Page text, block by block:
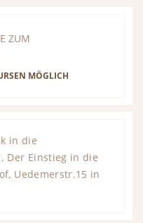
ZUM
MÖGLICH
in die
Der Einstieg in die
Uedemerstr.15 in